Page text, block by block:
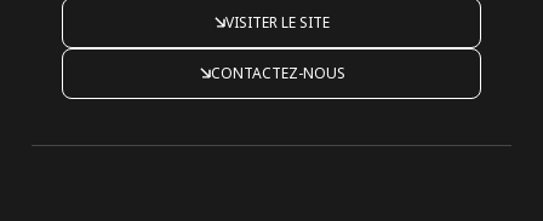
VISITER LE SITE
CONTACTEZ-NOUS